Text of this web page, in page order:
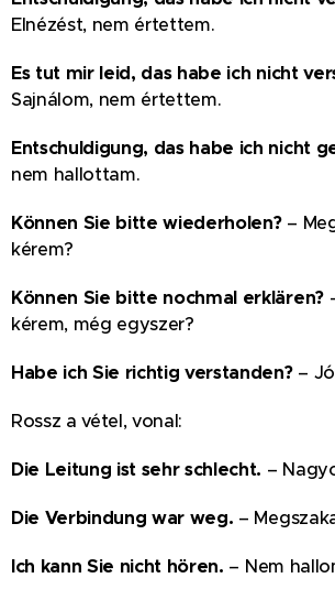
Elnézést, nem értettem.
Es tut mir leid, das habe ich nicht
Sajnálom, nem értettem.
Entschuldigung, das habe ich nicht
nem hallottam.
Können Sie bitte wiederholen?–
kérem?
Können Sie bitte nochmal erklären?
kérem, még egyszer?
Habe ich Sie richtig verstanden?–
Rossz a vétel, vonal:
Die Leitung ist sehr schlecht. –
Die Verbindung war weg. –
Ich kann Sie nicht hören. – Nem